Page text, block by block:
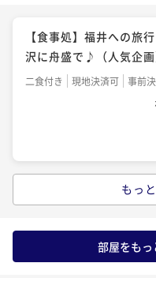
【食事処】お肉が大好
ラン』LOVELOVE肉を
二食付き 現地決済可 事前
【食事処】お刺身10種
会席（海の幸を堪能し
二食付き 現地決済可 事前
【食事処】福井への旅
沢に舟盛で♪（人気企画
二食付き 現地決済可 事前
【食事処】目の前で踊
現地決済可 事前決
もっ
部屋をも